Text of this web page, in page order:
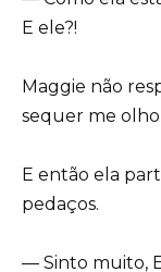
E ele?!
Maggie não
sequer me
E então ela
pedaços.
— Sinto muito,